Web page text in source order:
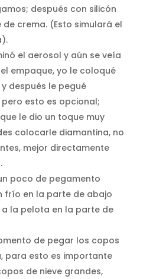
después con silicón
crema. (Esto simulará el
el aerosol y aún se veía
empaque, yo le coloqué
después le pegué
esto es opcional;
le dio un toque muy
colocarle diamantina, no
mejor directamente
poco de pegamento
frío en la parte de abajo
la pelota en la parte de
de pegar los copos
para esto es importante
de nieve grandes,